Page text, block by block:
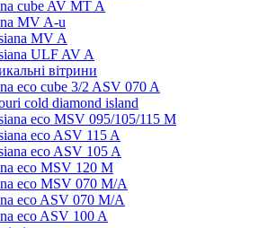
cube AV MT A
MV A-u
MV A
ULF AV A
вітрини
eco cube 3/2 ASV 070 A
cold diamond island
eco MSV 095/105/115 M
eco ASV 115 A
eco ASV 105 A
eco MSV 120 M
eco MSV 070 M/A
eco ASV 070 M/A
eco ASV 100 A